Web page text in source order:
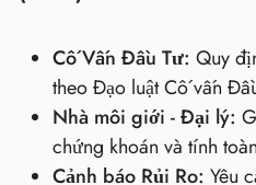
Cố Vấn Đầu Tư: Quy
theo Đạo luật Cố vấn
Nhà môi giới - Đại lý:
chứng khoán và tính
Cảnh báo Rủi Ro: Yêu